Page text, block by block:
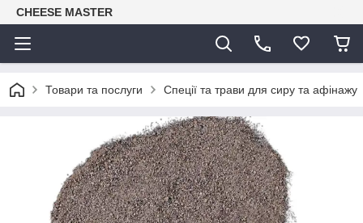
CHEESE MASTER
Товари та послуги Спеції та трави для сиру та афінажу